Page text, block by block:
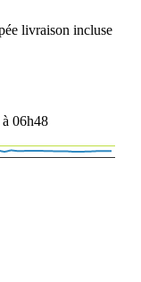
livraison incluse
06h48